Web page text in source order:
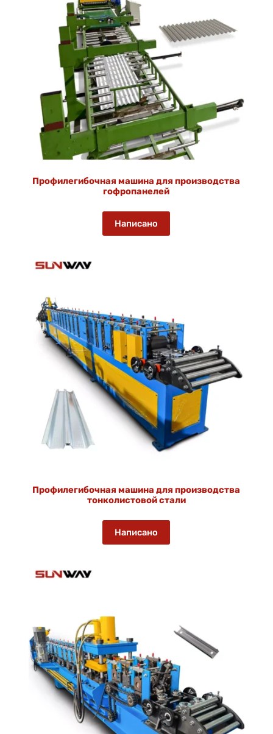
Профилегибочная машина для производства
гофропанелей
Написано
Профилегибочная машина для производства
тонколистовой стали
Написано